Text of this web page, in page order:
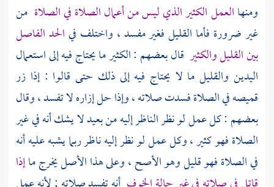
ومنهاالعمل الكثير الذي ليس من أعمال الصلاة في الصلاة من
غير ضرورة فأما القليل فغير مفسد ، واختلف فيالحد الفاصل
بين القليل والكثير قال بعضهم : الكثير ما يحتاج فيه إلى استعمال
اليدين والقليل ما لا يحتاج فيه إلى ذلك حتى قالوا : إذا زر
قميصه في الصلاة فسدت صلاته ، وإذا حل إزاره لا تفسد ، وقال
بعضهم : كل عمل لو نظر الناظر إليه من بعيد لا يشك أنه في غير
الصلاة فهو كثير ، وكل عمل لو نظر إليه ناظر ربما يشبه عليه أنه
في الصلاة فهو قليل وهو الأصح ، وعلى هذا الأصل يخرج ماإذا